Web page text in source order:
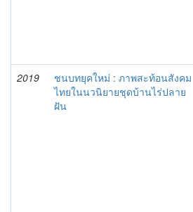
2019
ชนบทยุคใหม่ : ภาพสะท้อนสังคม
ไทยในนวนิยายชุดบ้านไร่ปลาย
ฝัน